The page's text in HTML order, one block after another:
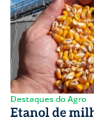
Destaques do Agro
Etanol de